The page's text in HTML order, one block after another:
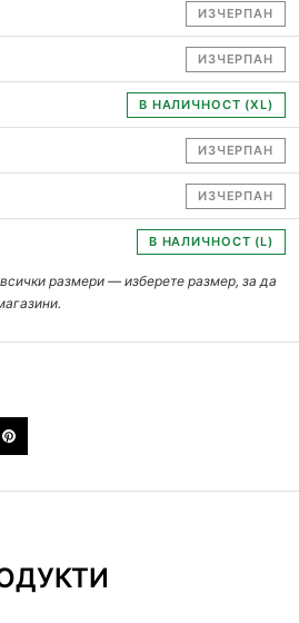
ИЗЧЕРПАН
ИЗЧЕРПАН
В НАЛИЧНОСТ (XL)
ИЗЧЕРПАН
ИЗЧЕРПАН
В НАЛИЧНОСТ (L)
размери — изберете размер, за да